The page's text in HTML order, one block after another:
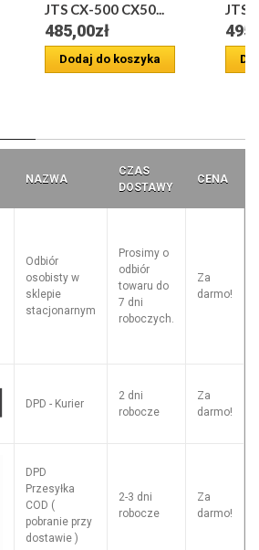
JTS CX-500 CX50...
485,00zł
Dodaj do koszyka
JTS
NAZWA
CZAS
DOSTAWY
CENA
Odbiór
osobisty w
sklepie
stacjonarnym
Prosimy o
odbiór
towaru do
7 dni
roboczych.
Za
darmo!
DPD - Kurier
2 dni
robocze
Za
darmo!
DPD
Przesyłka
COD (
pobranie przy
dostawie )
2-3 dni
robocze
Za
darmo!